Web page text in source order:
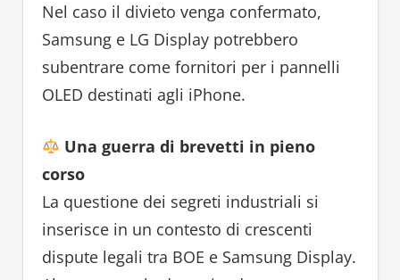
Nel caso il divieto venga confermato,
Samsung e LG Display potrebbero
subentrare come fornitori per i pannelli
OLED destinati agli iPhone.
Una guerra di brevetti in pieno
corso
La questione dei segreti industriali si
inserisce in un contesto di crescenti
dispute legali tra BOE e Samsung Display.